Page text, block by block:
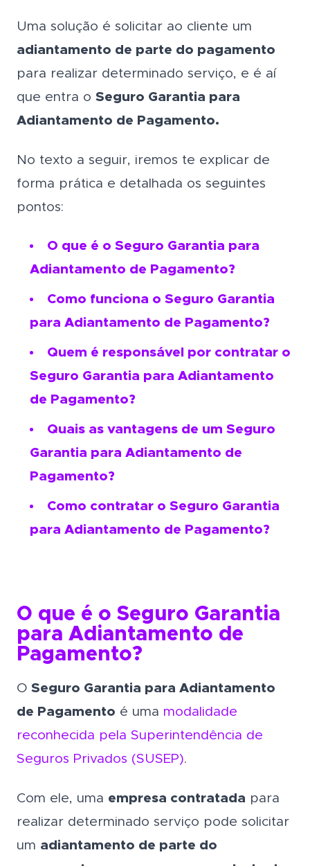
Uma solução é solicitar ao cliente um
adiantamento de parte do pagamento
para realizar determinado serviço, e é aí
que entra o Seguro Garantia para
Adiantamento de Pagamento.
No texto a seguir, iremos te explicar de
forma prática e detalhada os seguintes
pontos:
O que é o Seguro Garantia para
Adiantamento de Pagamento?
Como funciona o Seguro Garantia
para Adiantamento de Pagamento?
Quem é responsável por contratar o
Seguro Garantia para Adiantamento
de Pagamento?
Quais as vantagens de um Seguro
Garantia para Adiantamento de
Pagamento?
Como contratar o Seguro Garantia
para Adiantamento de Pagamento?
O que é o Seguro Garantia
para Adiantamento de
Pagamento?
O Seguro Garantia para Adiantamento
de Pagamento é uma modalidade
reconhecida pela Superintendência de
Seguros Privados (SUSEP).
Com ele, uma empresa contratada para
realizar determinado serviço pode solicitar
um adiantamento de parte do